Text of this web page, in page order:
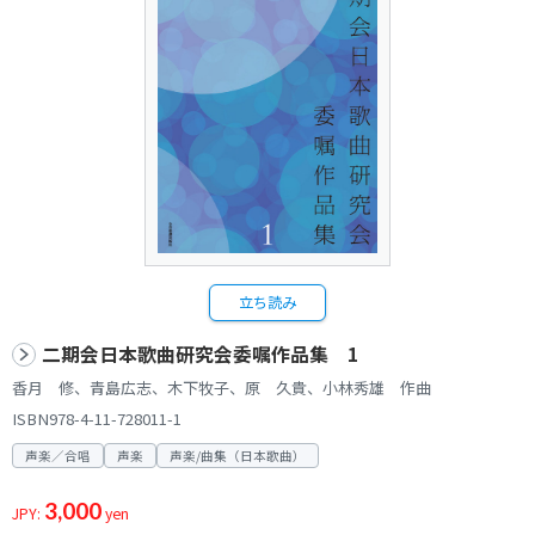
立ち読み
二期会日本歌曲研究会委嘱作品集 1
香月 修、青島広志、木下牧子、原 久貴、小林秀雄 作曲
ISBN978-4-11-728011-1
声楽／合唱 声楽 声楽/曲集（日本歌曲）
JPY: 3,000yen